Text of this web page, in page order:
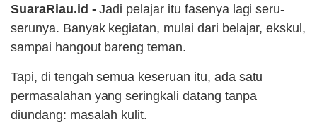
SuaraRiau.id -Jadi pelajar itu fasenya lagi seru-
serunya. Banyak kegiatan, mulai dari belajar, ekskul,
sampai hangout bareng teman.
Tapi, di tengah semua keseruan itu, ada satu
permasalahan yang seringkali datang tanpa
diundang: masalah kulit.